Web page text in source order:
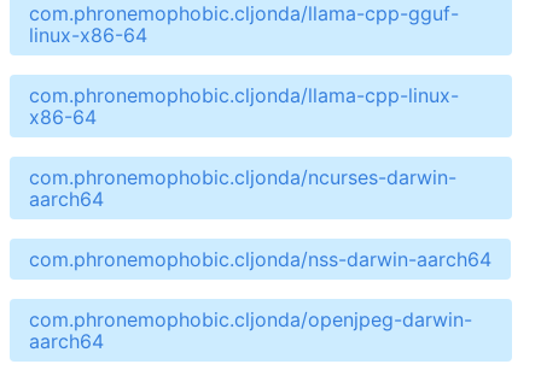
com.phronemophobic.cljonda/llama-cpp-gguf-
linux-x86-64
com.phronemophobic.cljonda/llama-cpp-linux-
x86-64
com.phronemophobic.cljonda/ncurses-darwin-
aarch64
com.phronemophobic.cljonda/nss-darwin-aarch64
com.phronemophobic.cljonda/openjpeg-darwin-
aarch64